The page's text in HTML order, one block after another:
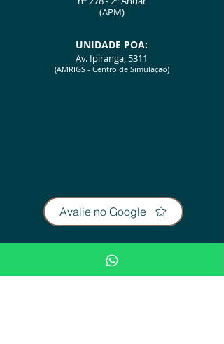
(APM)
UNIDADE POA:
Av. Ipiranga, 5311
(AMRIGS - Centro de Simulação)
Avalie no Google